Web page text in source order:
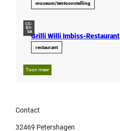
museum/tentoonstelling
CC-
BY-
SA
Grilli Willi Imbiss-Restaurant
restaurant
Toon meer
Contact
32469 Petershagen